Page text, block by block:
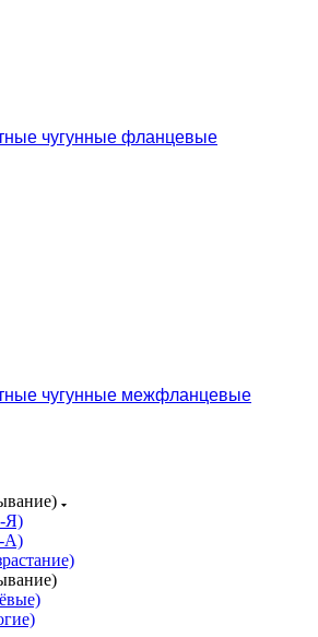
чугунные фланцевые
чугунные межфланцевые
Я)
А)